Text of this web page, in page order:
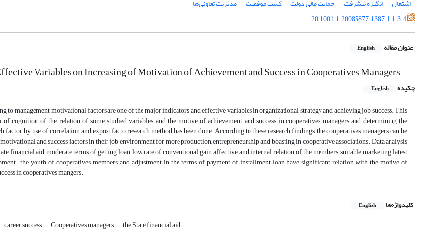
اشتغال
انگیزه پیشرفت حمایت مالی دولت کسب موفقیت
مدیریت تعاونی‌ها
20.1001.1.20085877.1387.1.1.3.4
عنوان مقاله English
Variables on Increasing of Motivation of Achievement and Success in Cooperatives Managers
چکیده English
to management, motivational factors are one of the major indicators and effective variables in organizational strategy and achieving job success. This
cognition of the relation of some studied variables and the motive of achievement and success in cooperatives managers and determining the
factor by use of correlation and expost facto research method has been done. According to these research findings, the cooperatives managers can be
and success factors in their job environment for more production, entrepreneurship and boasting in cooperative associations. Data analysis
financial aid ,moderate terms of getting loan, low rate of conventional gain, affective and internal relation of the members, suitable marketing, latest
, the youth of cooperatives members and adjustment in the terms of payment of installment loan have significant relation with the motive of
in cooperatives mangers.
کلیدواژه‌ها English
career success Cooperatives managers the State financial aid